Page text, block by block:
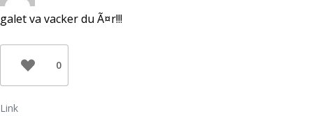
galet va vacker du Ã¤r!!!
0
Link